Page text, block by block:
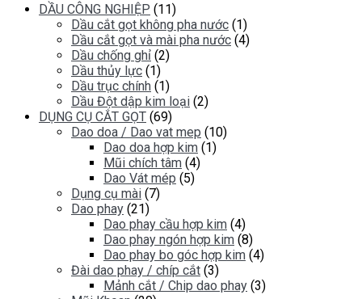
DẦU CÔNG NGHIỆP (11)
Dầu cắt gọt không pha nước (1)
Dầu cắt gọt và mài pha nước (4)
Dầu chống ghỉ (2)
Dầu thủy lực (1)
Dầu trục chính (1)
Dầu Đột dập kim loại (2)
DỤNG CỤ CẮT GỌT (69)
Dao doa / Dao vat mep (10)
Dao doa hợp kim (1)
Mũi chích tâm (4)
Dao Vát mép (5)
Dụng cụ mài (7)
Dao phay (21)
Dao phay cầu hợp kim (4)
Dao phay ngón hợp kim (8)
Dao phay bo góc hợp kim (4)
Đài dao phay / chíp cắt (3)
Mảnh cắt / Chip dao phay (3)